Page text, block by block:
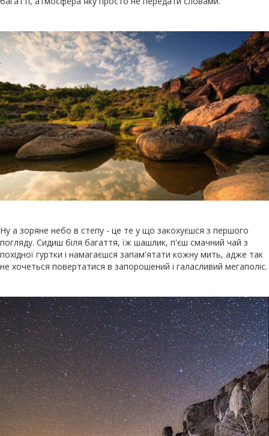
Ну а зоряне небо в степу - це те у що закохуєшся з першого
погляду. Сидиш біля багаття, їж шашлик, п'єш смачний чай з
похідної гуртки і намагаєшся запам'ятати кожну мить, адже так
не хочеться повертатися в запорошений і галасливий мегаполіс.